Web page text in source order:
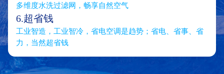
多维度水洗过滤网，畅享自然空气
6.超省钱
工业智造，工业智冷，省电空调是趋势；省电、省事、省
力，当然超省钱